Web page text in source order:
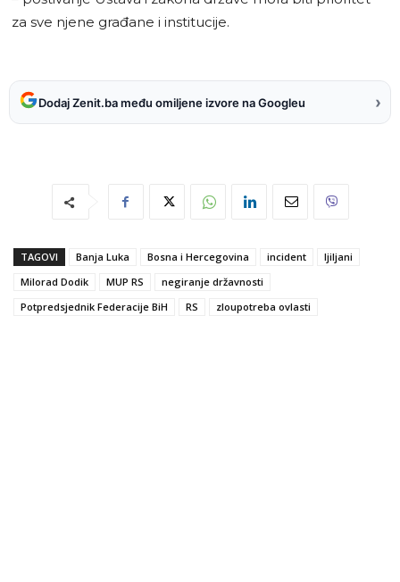
za sve njene građane i institucije.
Dodaj Zenit.ba među omiljene izvore na Googleu ›
TAGOVI Banja Luka Bosna i Hercegovina incident
ljiljani
Milorad Dodik
MUP RS
negiranje državnosti
Potpredsjednik Federacije BiH
RS zloupotreba ovlasti